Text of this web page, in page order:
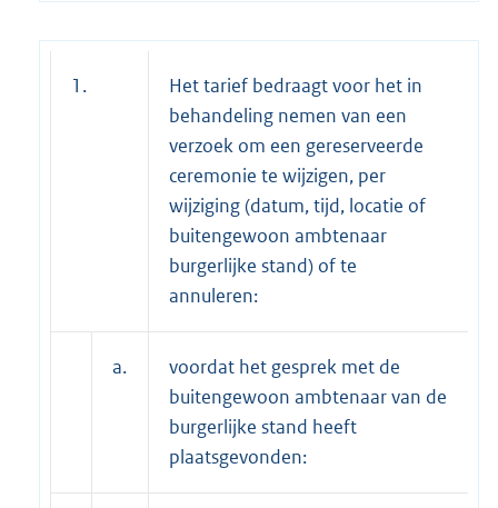
1.
Het tarief bedraagt voor het in
behandeling nemen van een
verzoek om een gereserveerde
ceremonie te wijzigen, per
wijziging (datum, tijd, locatie of
buitengewoon ambtenaar
burgerlijke stand) of te
annuleren:
a.
voordat het gesprek met de
buitengewoon ambtenaar van de
burgerlijke stand heeft
plaatsgevonden: